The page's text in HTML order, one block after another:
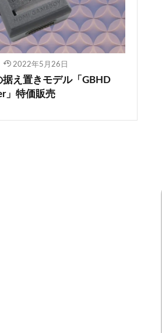
2022年5月26日
え置きモデル「GBHD
」特価販売